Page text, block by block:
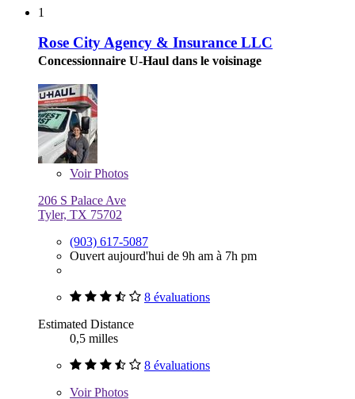
1
Rose City Agency & Insurance LLC
Concessionnaire U-Haul dans le voisinage
VoirPhotos
206 S Palace Ave
Tyler, TX 75702
(903) 617-5087
Ouvert aujourd'hui de 9h am à 7h pm
8 évaluations
Estimated Distance
0,5 milles
8 évaluations
VoirPhotos